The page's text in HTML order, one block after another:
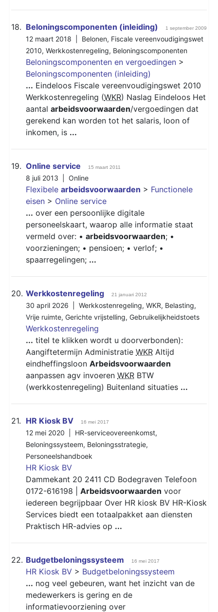
18. Beloningscomponenten (inleiding) 1 september 2009
12 maart 2018 | Belonen, Fiscale vereenvoudigingswet
2010, Werkkostenregeling, Beloningscomponenten
Beloningscomponenten en vergoedingen >
Beloningscomponenten (inleiding)
... Eindeloos Fiscale vereenvoudigingswet 2010
Werkkostenregeling (WKR) Naslag Eindeloos Het
aantal arbeidsvoorwaarden/vergoedingen dat
gerekend kan worden tot het salaris, loon of
inkomen, is ...
19. Online service 15 maart 2011
8 juli 2013 | Online
Flexibele arbeidsvoorwaarden > Functionele
eisen > Online service
... over een persoonlijke digitale
personeelskaart, waarop alle informatie staat
vermeld over: • arbeidsvoorwaarden; •
voorzieningen; • pensioen; • verlof; •
spaarregelingen; ...
20. Werkkostenregeling 21 januari 2012
30 april 2026 | Werkkostenregeling, WKR, Belasting,
Vrije ruimte, Gerichte vrijstelling, Gebruikelijkheidstoets
Werkkostenregeling
... titel te klikken wordt u doorverbonden):
Aangiftetermijn Administratie WKR Altijd
eindheffingsloon Arbeidsvoorwaarden
aanpassen agv invoeren WKR BTW
(werkkostenregeling) Buitenland situaties ...
21. HR Kiosk BV 16 mei 2017
12 mei 2020 | HR-serviceovereenkomst,
Beloningssysteem, Beloningsstrategie,
Personeelshandboek
HR Kiosk BV
Dammekant 20 2411 CD Bodegraven Telefoon
0172-616198 | Arbeidsvoorwaarden voor
iedereen begrijpbaar Over HR kiosk BV HR-Kiosk
Services biedt een totaalpakket aan diensten
Praktisch HR-advies op ...
22. Budgetbeloningssysteem 16 mei 2017
HR Kiosk BV > Budgetbeloningssysteem
... nog veel gebeuren, want het inzicht van de
medewerkers is gering en de
informatievoorziening over